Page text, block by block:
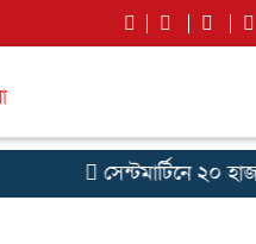
সেন্টমার্টিনে ২০